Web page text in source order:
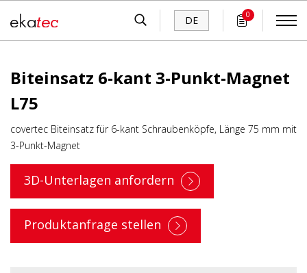
DE 0
Biteinsatz 6-kant 3-Punkt-Magnet
L75
covertec Biteinsatz für 6-kant Schraubenköpfe, Länge 75 mm mit
3-Punkt-Magnet
3D-Unterlagen anfordern
Produktanfrage stellen